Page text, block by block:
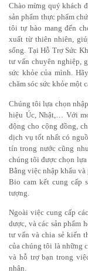
Chào mừng quý khách
sản phẩm thực phẩm
tôi tự hào mang đến
xuất từ thiên nhiên,
sống. Tại Hỗ Trợ Sức
tư vấn chuyên nghiệp,
sức khỏe của mình.
chăm sóc sức khỏe một
Chúng tôi lựa chọn
hiệu Úc, Nhật ,… Với
động cho cộng đồng,
dịch vụ tốt nhất có
tín trong nước cũng
chúng tôi được chọn lựa
Bằng việc nhập khẩu
Bio cam kết cung cấp
tượng.
Ngoài việc cung cấp
dược, và các sản phẩm
tư vấn và chia sẻ kiến
của chúng tôi là những
và hỗ trợ bạn trong
nhân.